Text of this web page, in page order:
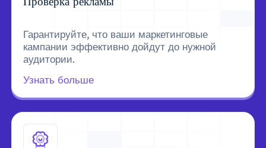
Гарантируйте, что ваши маркетинговые
кампании эффективно дойдут до нужной
аудитории.
Узнать больше